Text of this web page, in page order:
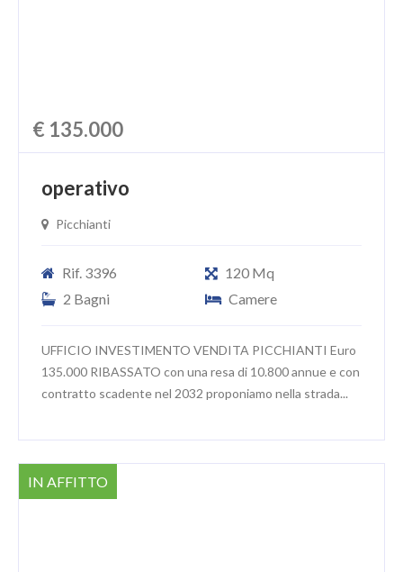
€ 135.000
operativo
Picchianti
Rif. 3396
120 Mq
2 Bagni
Camere
UFFICIO INVESTIMENTO VENDITA PICCHIANTI Euro
135.000 RIBASSATO con una resa di 10.800 annue e con
contratto scadente nel 2032 proponiamo nella strada...
IN AFFITTO